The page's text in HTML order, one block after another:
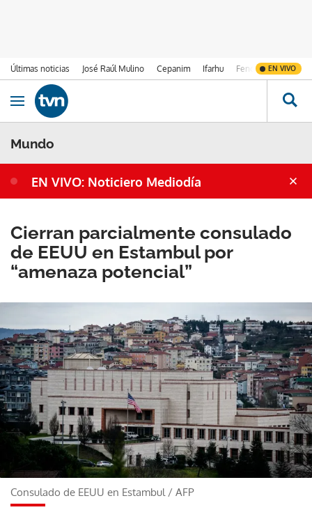
Últimas noticias José Raúl Mulino Cepanim Ifarhu Fenómeno de El
EN VIVO
Ir al contenido
Obrir navegació
Mundo
EN VIVO: Noticiero Mediodía
Cierran parcialmente consulado
de EEUU en Estambul por
“amenaza potencial”
Consulado de EEUU en Estambul / AFP